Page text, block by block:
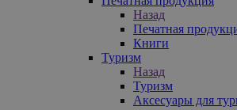
Назад
Печатная
Книги
Туризм
Назад
Туризм
Аксесуары для